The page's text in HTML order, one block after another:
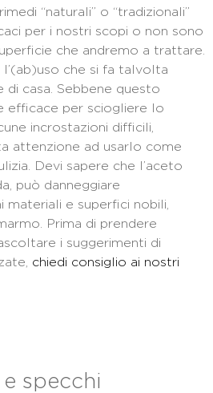
“naturali” o “tradizionali”
per i nostri scopi o non sono
che andremo a trattare.
che si fa talvolta
di casa. Sebbene questo
efficace per sciogliere lo
incrostazioni difficili,
attenzione ad usarlo come
Devi sapere che l’aceto
può danneggiare
materiali e superfici nobili,
Prima di prendere
i suggerimenti di
chiedi consiglio ai nostri
specchi